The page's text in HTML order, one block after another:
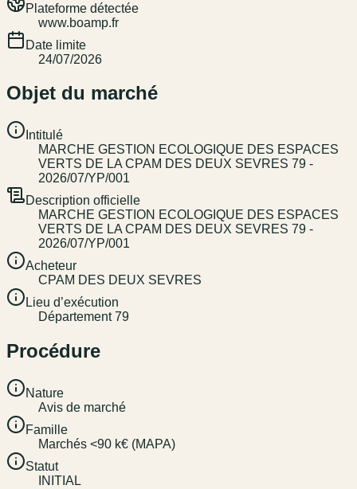
Plateforme détectée
www.boamp.fr
Date limite
24/07/2026
Objet du marché
Intitulé
MARCHE GESTION ECOLOGIQUE DES ESPACES
VERTS DE LA CPAM DES DEUX SEVRES 79 -
2026/07/YP/001
Description officielle
MARCHE GESTION ECOLOGIQUE DES ESPACES
VERTS DE LA CPAM DES DEUX SEVRES 79 -
2026/07/YP/001
Acheteur
CPAM DES DEUX SEVRES
Lieu d’exécution
Département 79
Procédure
Nature
Avis de marché
Famille
Marchés <90 k€ (MAPA)
Statut
INITIAL